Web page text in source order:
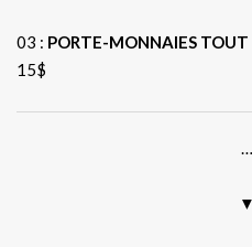
03 : PORTE-MONNAIES
15$
…
▼